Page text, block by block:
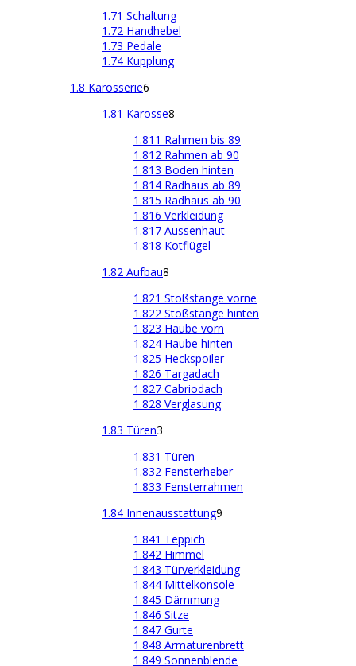
1.71 Schaltung
1.72 Handhebel
1.73 Pedale
1.74 Kupplung
1.8 Karosserie6
1.81 Karosse8
1.811 Rahmen bis 89
1.812 Rahmen ab 90
1.813 Boden hinten
1.814 Radhaus ab 89
1.815 Radhaus ab 90
1.816 Verkleidung
1.817 Aussenhaut
1.818 Kotflügel
1.82 Aufbau8
1.821 Stoßstange vorne
1.822 Stoßstange hinten
1.823 Haube vorn
1.824 Haube hinten
1.825 Heckspoiler
1.826 Targadach
1.827 Cabriodach
1.828 Verglasung
1.83 Türen3
1.831 Türen
1.832 Fensterheber
1.833 Fensterrahmen
1.84 Innenausstattung9
1.841 Teppich
1.842 Himmel
1.843 Türverkleidung
1.844 Mittelkonsole
1.845 Dämmung
1.846 Sitze
1.847 Gurte
1.848 Armaturenbrett
1.849 Sonnenblende